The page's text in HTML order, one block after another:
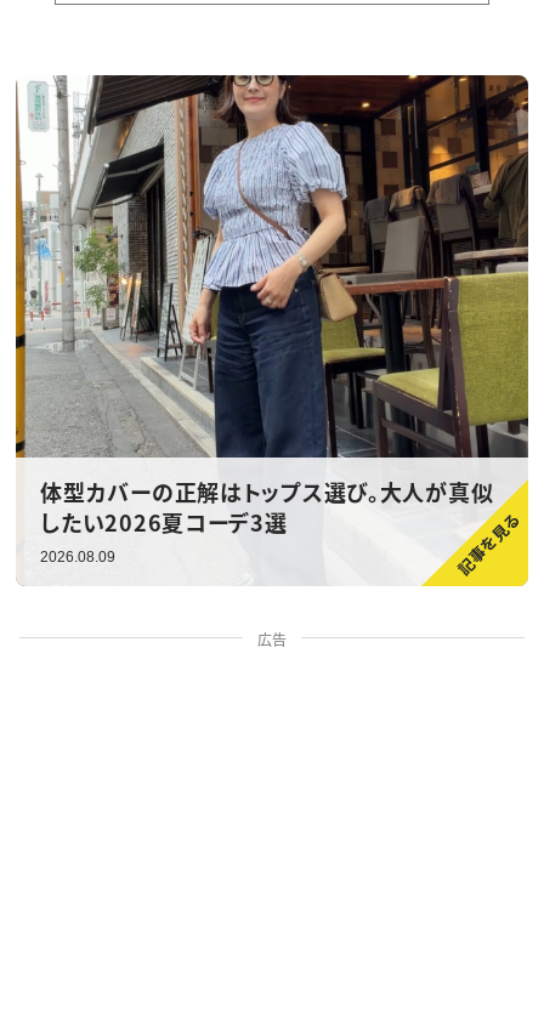
体型カバーの正解はトップス選び。大人が真似
したい2026夏コーデ3選
2026.08.09
広告